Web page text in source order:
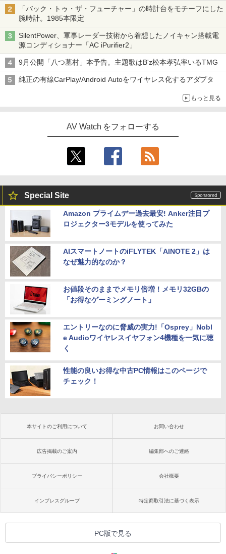
「バック・トゥ・ザ・フューチャー」の時計台をモチーフにした
腕時計。1985本限定
SilentPower、軍事レーダー技術から着想したノイキャン搭載電
源コンディショナー「AC iPurifier2」
9月公開「八つ墓村」本予告。主題歌はB'z松本孝弘率いるTMG
純正の有線CarPlay/Android Autoをワイヤレス化するアダプタ
もっと見る
AV Watch をフォローする
Special Site
Amazon プライムデー過去最安! Anker注目プ
ロジェクター3モデルを使ってみた
AIスマートノートのiFLYTEK「AINOTE 2」は
なぜ魅力的なのか？
お値段そのままでメモリ倍増！メモリ32GBの
「お得なゲーミングノート」
エントリーなのに脅威の実力!「Osprey」Nobl
e Audioワイヤレスイヤフォン4機種を一気に聴
く
性能の良いお得な中古PC情報はこのページで
チェック！
本サイトのご利用について お問い合わせ
広告掲載のご案内 編集部へのご連絡
プライバシーポリシー 会社概要
インプレスグループ 特定商取引法に基づく表示
PC版で見る